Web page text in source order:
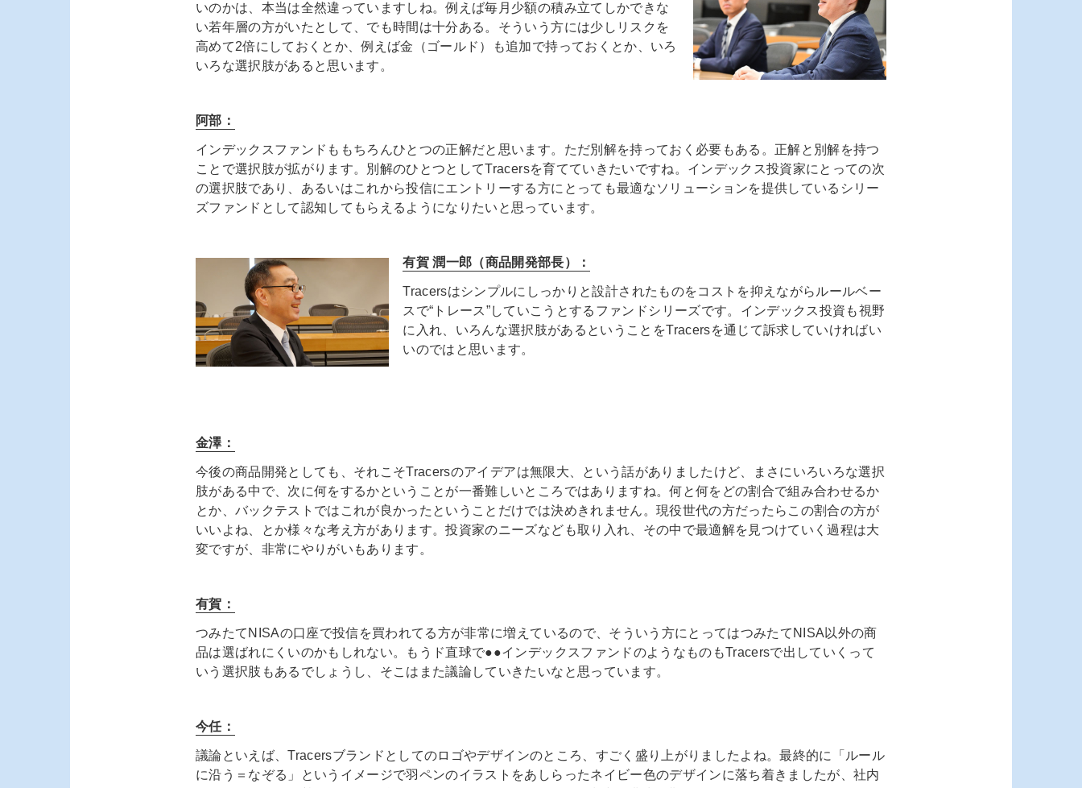
いのかは、本当は全然違っていますしね。例えば毎月少額の積み立てしかできな
い若年層の方がいたとして、でも時間は十分ある。そういう方には少しリスクを
高めて2倍にしておくとか、例えば金（ゴールド）も追加で持っておくとか、いろ
いろな選択肢があると思います。
阿部：
インデックスファンドももちろんひとつの正解だと思います。ただ別解を持っておく必要もある。正解と別解を持つ
ことで選択肢が拡がります。別解のひとつとしてTracersを育てていきたいですね。インデックス投資家にとっての次
の選択肢であり、あるいはこれから投信にエントリーする方にとっても最適なソリューションを提供しているシリー
ズファンドとして認知してもらえるようになりたいと思っています。
有賀 潤一郎（商品開発部長）：
Tracersはシンプルにしっかりと設計されたものをコストを抑えながらルールベー
スで“トレース”していこうとするファンドシリーズです。インデックス投資も視野
に入れ、いろんな選択肢があるということをTracersを通じて訴求していければい
いのではと思います。
金澤：
今後の商品開発としても、それこそTracersのアイデアは無限大、という話がありましたけど、まさにいろいろな選択
肢がある中で、次に何をするかということが一番難しいところではありますね。何と何をどの割合で組み合わせるか
とか、バックテストではこれが良かったということだけでは決めきれません。現役世代の方だったらこの割合の方が
いいよね、とか様々な考え方があります。投資家のニーズなども取り入れ、その中で最適解を見つけていく過程は大
変ですが、非常にやりがいもあります。
有賀：
つみたてNISAの口座で投信を買われてる方が非常に増えているので、そういう方にとってはつみたてNISA以外の商
品は選ばれにくいのかもしれない。もうド直球で●●インデックスファンドのようなものもTracersで出していくって
いう選択肢もあるでしょうし、そこはまた議論していきたいなと思っています。
今任：
議論といえば、Tracersブランドとしてのロゴやデザインのところ、すごく盛り上がりましたよね。最終的に「ルール
に沿う＝なぞる」というイメージで羽ペンのイラストをあしらったネイビー色のデザインに落ち着きましたが、社内